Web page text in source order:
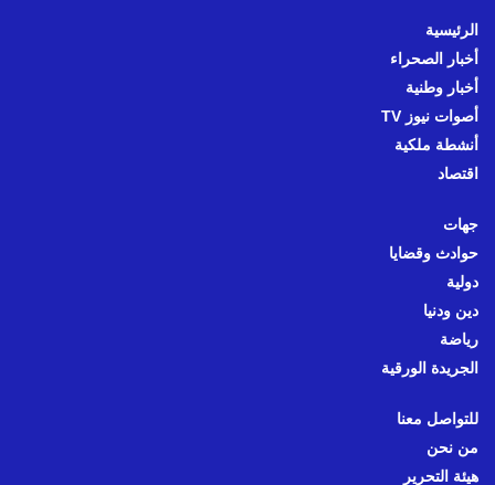
الرئيسية
أخبار الصحراء
أخبار وطنية
أصوات نيوز TV
أنشطة ملكية
اقتصاد
جهات
حوادث وقضايا
دولية
دين ودنيا
رياضة
الجريدة الورقية
للتواصل معنا
من نحن
هيئة التحرير